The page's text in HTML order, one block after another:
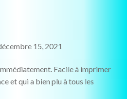
15, 2021
Facile à imprimer
et qui a bien plu à tous les